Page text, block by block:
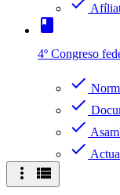
book
4º Congreso
check
check
check
check
more_vert view_list